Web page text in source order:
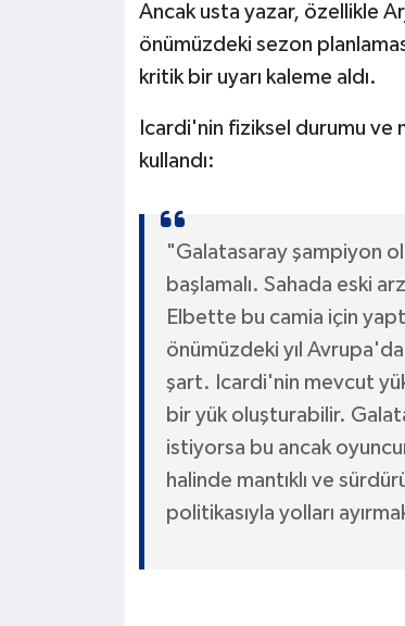
Ancak usta yazar, özellikle
önümüzdeki sezon
kritik bir uyarı kaleme aldı.
Icardi'nin fiziksel durumu
kullandı:
"Galatasaray şampiyon
başlamalı. Sahada eski
Elbette bu camia için
önümüzdeki yıl
şart. Icardi'nin mevcut
bir yük oluşturabilir.
istiyorsa bu ancak
halinde mantıklı ve
politikasıyla yolları